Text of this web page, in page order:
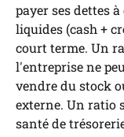
payer ses dettes
liquides (cash +
court terme. Un
l'entreprise ne
vendre du stock
externe. Un ratio
santé de